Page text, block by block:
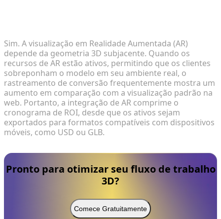
Sim. A visualização em Realidade Aumentada (AR)
depende da geometria 3D subjacente. Quando os
recursos de AR estão ativos, permitindo que os clientes
sobreponham o modelo em seu ambiente real, o
rastreamento de conversão frequentemente mostra um
aumento em comparação com a visualização padrão na
web. Portanto, a integração de AR comprime o
cronograma de ROI, desde que os ativos sejam
exportados para formatos compatíveis com dispositivos
móveis, como USD ou GLB.
Pronto para otimizar seu fluxo de trabalho
3D?
Comece Gratuitamente